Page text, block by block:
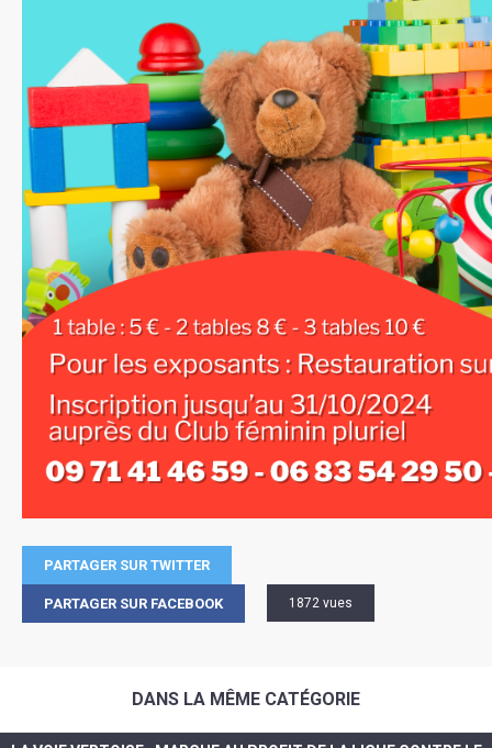
PARTAGER SUR TWITTER
PARTAGER SUR FACEBOOK 1872 vues
DANS LA MÊME CATÉGORIE